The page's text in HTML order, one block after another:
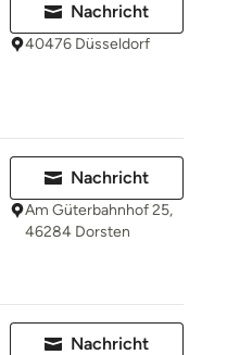
Nachricht
40476 Düsseldorf
Nachricht
Am Güterbahnhof 25,
46284 Dorsten
Nachricht